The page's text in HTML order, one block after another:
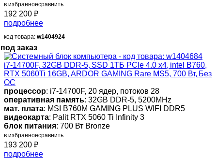
в избранноесравнить
192 200 ₽
подробнее
код товара: w1404924
под заказ
i7-14700F, 32GB DDR-5, SSD 1ТБ PCIe 4.0 x4, intel B760,
RTX 5060Ti 16GB, ARDOR GAMING Rare MS5, 700 Вт, Без
ОС
процессор: i7-14700F, 20 ядер, потоков 28
оперативная память: 32GB DDR-5, 5200MHz
мат. плата: MSI B760M GAMING PLUS WIFI DDR5
видеокарта: Palit RTX 5060 Ti Infinity 3
блок питания: 700 Вт Bronze
в избранноесравнить
193 200 ₽
подробнее